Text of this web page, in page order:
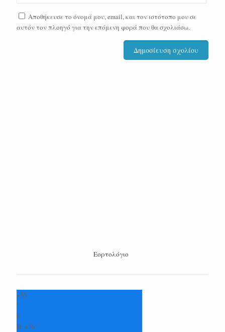
Αποθήκευσε το όνομά μου, email, και τον ιστότοπο μου σε
αυτόν τον πλοηγό για την επόμενη φορά που θα σχολιάσω.
Εορτολόγιο
+35
°
C
H: +36°